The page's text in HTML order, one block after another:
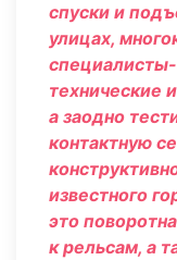
спуски и
улицах,
специалисты-
технические
а заодно
контактную
известного
это
к рельсам, а